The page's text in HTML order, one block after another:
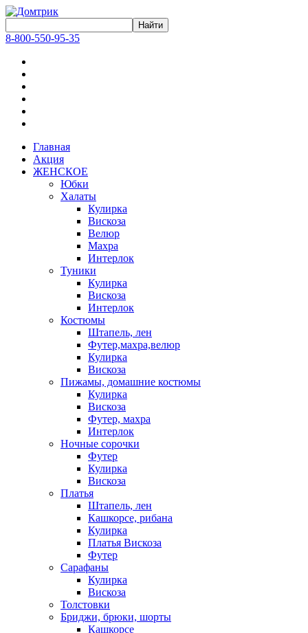
8-800-550-95-35
Главная
Акция
ЖЕНСКОЕ
Юбки
Халаты
Кулирка
Вискоза
Велюр
Махра
Интерлок
Туники
Кулирка
Вискоза
Интерлок
Костюмы
Штапель, лен
Футер,махра,велюр
Кулирка
Вискоза
Пижамы, домашние костюмы
Кулирка
Вискоза
Футер, махра
Интерлок
Ночные сорочки
Футер
Кулирка
Вискоза
Платья
Штапель, лен
Кашкорсе, рибана
Кулирка
Платья Вискоза
Футер
Сарафаны
Кулирка
Вискоза
Толстовки
Бриджи, брюки, шорты
Кашкорсе